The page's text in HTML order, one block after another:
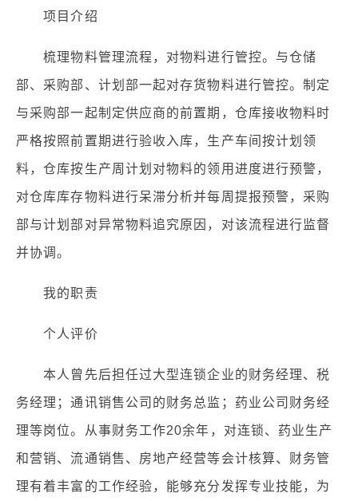
项目介绍
梳理物料管理流程，对物料进行管控。与仓储
部、采购部、计划部一起对存货物料进行管控。制定
与采购部一起制定供应商的前置期，仓库接收物料时
严格按照前置期进行验收入库，生产车间按计划领
料，仓库按生产周计划对物料的领用进度进行预警，
对仓库库存物料进行呆滞分析并每周提报预警，采购
部与计划部对异常物料追究原因，对该流程进行监督
并协调。
我的职责
个人评价
本人曾先后担任过大型连锁企业的财务经理、税
务经理；通讯销售公司的财务总监；药业公司财务经
理等岗位。从事财务工作20余年，对连锁、药业生产
和营销、流通销售、房地产经营等会计核算、财务管
理有着丰富的工作经验，能够充分发挥专业技能，为